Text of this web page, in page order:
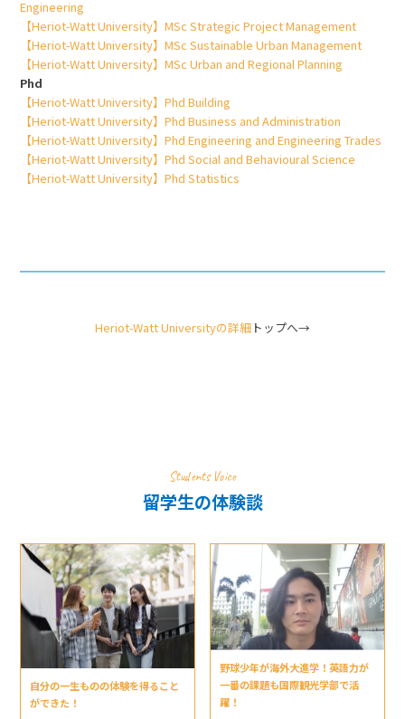
Engineering
【Heriot-Watt University】MSc Strategic Project Management
【Heriot-Watt University】MSc Sustainable Urban Management
【Heriot-Watt University】MSc Urban and Regional Planning
Phd
【Heriot-Watt University】Phd Building
【Heriot-Watt University】Phd Business and Administration
【Heriot-Watt University】Phd Engineering and Engineering Trades
【Heriot-Watt University】Phd Social and Behavioural Science
【Heriot-Watt University】Phd Statistics
Heriot-Watt Universityの詳細 トップへ→
Students Voice
留学生の体験談
自分の一生ものの体験を得ること
ができた！
野球少年が海外大進学！英語力が
一番の課題も国際観光学部で活
躍！